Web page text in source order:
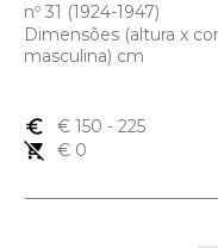
nº 31 (1924-1947)
Dimensões (altura x
masculina) cm
euro_symbol € 150 - 225
remove_shopping_cart
€ 0